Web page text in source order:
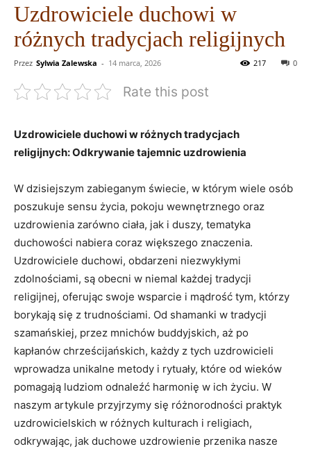
Uzdrowiciele duchowi w
różnych tradycjach religijnych
Przez Sylwia Zalewska - 14 marca, 2026 0
217
Rate this post
Uzdrowiciele duchowi w różnych tradycjach
religijnych: Odkrywanie tajemnic uzdrowienia
W dzisiejszym zabieganym świecie, w którym wiele osób
poszukuje sensu życia, pokoju wewnętrznego oraz
uzdrowienia zarówno ciała, jak i duszy, tematyka
duchowości nabiera coraz większego znaczenia.
Uzdrowiciele duchowi, obdarzeni niezwykłymi
zdolnościami, są obecni w niemal każdej tradycji
religijnej, oferując swoje wsparcie i mądrość tym, którzy
borykają się z trudnościami. Od shamanki w tradycji
szamańskiej, przez mnichów buddyjskich, aż po
kapłanów chrześcijańskich, każdy z tych uzdrowicieli
wprowadza unikalne metody i rytuały, które od wieków
pomagają ludziom odnaleźć harmonię w ich życiu. W
naszym artykule przyjrzymy się różnorodności praktyk
uzdrowicielskich w różnych kulturach i religiach,
odkrywając, jak duchowe uzdrowienie przenika nasze